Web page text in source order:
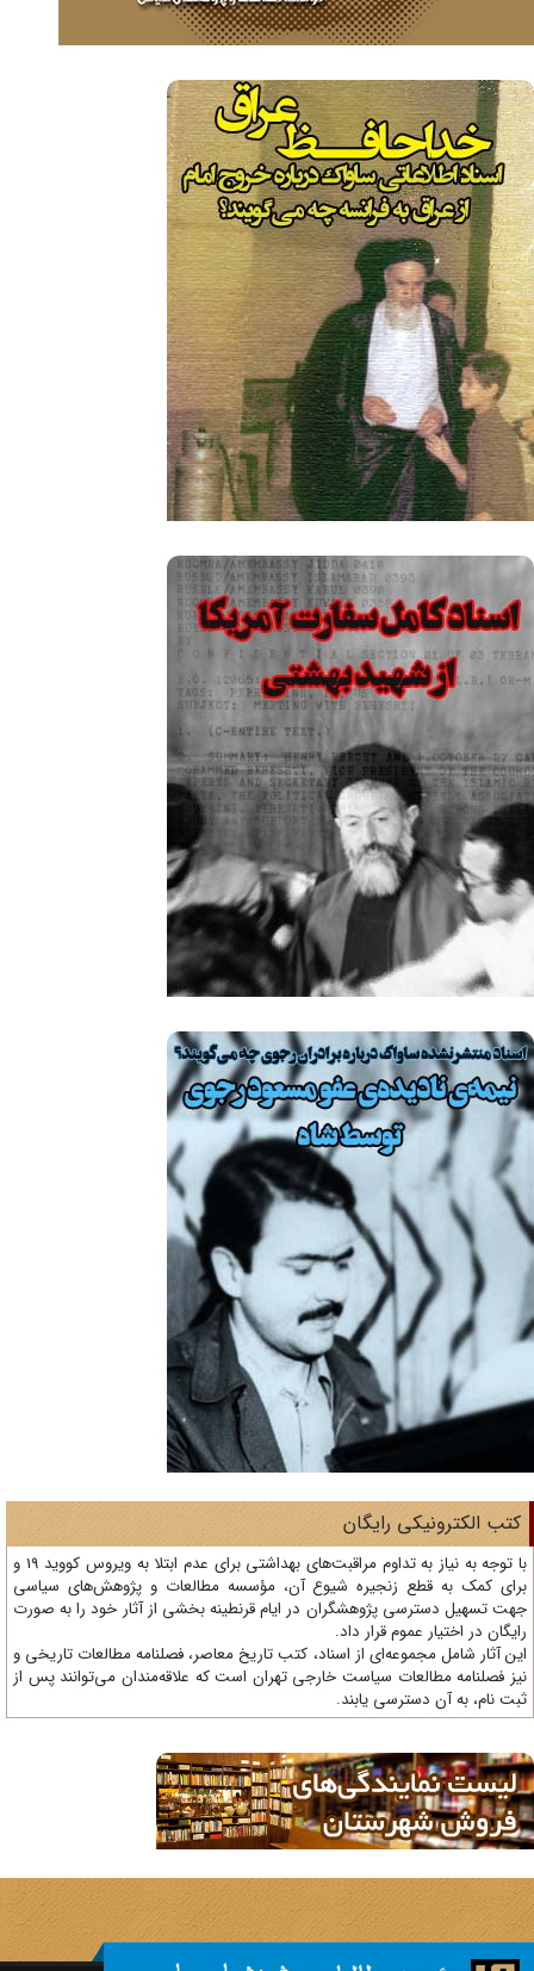
الکترونیکی رایگان
با توجه به نیاز به تداوم مراقبت‌های بهداشتی برای عدم ابتلا به ویروس کووید 19 و
کمک به قطع زنجیره شیوع آن، مؤسسه مطالعات و پژوهش‌های سیاسی
تسهیل دسترسی پژوهشگران در ایام قرنطینه بخشی از آثار خود را به صورت
در اختیار عموم قرار داد.
آثار شامل مجموعه‌ای از اسناد، کتب تاریخ معاصر، فصلنامه‌ مطالعات تاریخی و
فصلنامه مطالعات سیاست خارجی تهران است که علاقه‌مندان می‌توانند پس از
نام، به آن دسترسی یابند.